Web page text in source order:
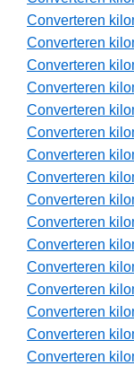
Converteren
Converteren
Converteren
Converteren
Converteren
Converteren
Converteren
Converteren
Converteren
Converteren
Converteren
Converteren
Converteren
Converteren
Converteren
Converteren